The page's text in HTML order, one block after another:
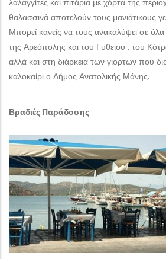
λαλαγγίτες και πιτάρια με χόρτα της
θαλασσινά αποτελούν τους μανιάτικους
Μπορεί κανείς να τους ανακαλύψει σε
της Αρεόπολης και του Γυθείου , του
αλλά και στη διάρκεια των γιορτών που
καλοκαίρι ο Δήμος Ανατολικής Μάνης.
Βραδιές Παράδοσης